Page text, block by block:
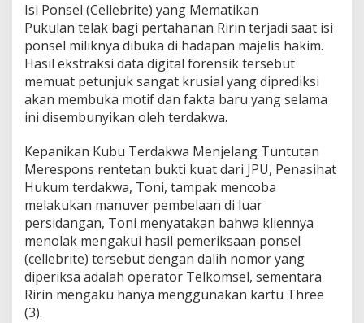
Isi Ponsel (Cellebrite) yang Mematikan
Pukulan telak bagi pertahanan Ririn terjadi saat isi
ponsel miliknya dibuka di hadapan majelis hakim.
Hasil ekstraksi data digital forensik tersebut
memuat petunjuk sangat krusial yang diprediksi
akan membuka motif dan fakta baru yang selama
ini disembunyikan oleh terdakwa.
Kepanikan Kubu Terdakwa Menjelang Tuntutan
Merespons rentetan bukti kuat dari JPU, Penasihat
Hukum terdakwa, Toni, tampak mencoba
melakukan manuver pembelaan di luar
persidangan, Toni menyatakan bahwa kliennya
menolak mengakui hasil pemeriksaan ponsel
(cellebrite) tersebut dengan dalih nomor yang
diperiksa adalah operator Telkomsel, sementara
Ririn mengaku hanya menggunakan kartu Three
(3).